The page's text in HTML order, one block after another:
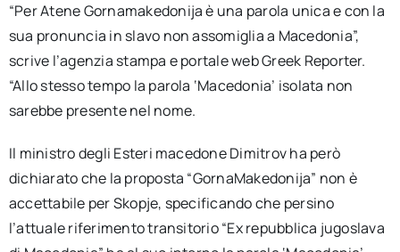
“Per Atene Gornamakedonija è una parola unica e con la
sua pronuncia in slavo non assomiglia a Macedonia”,
scrive l’agenzia stampa e portale web Greek Reporter.
“Allo stesso tempo la parola ‘Macedonia’ isolata non
sarebbe presente nel nome.
Il ministro degli Esteri macedone Dimitrov ha però
dichiarato che la proposta “GornaMakedonija” non è
accettabile per Skopje, specificando che persino
l’attuale riferimento transitorio “Ex repubblica jugoslava